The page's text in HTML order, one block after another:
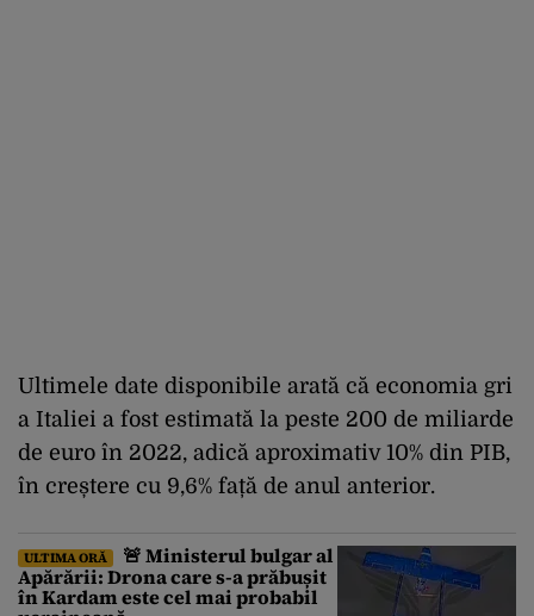
Ultimele date disponibile arată că economia gri
a Italiei a fost estimată la peste 200 de miliarde
de euro în 2022, adică aproximativ 10% din PIB,
în creștere cu 9,6% față de anul anterior.
ULTIMA ORĂ
🚨 Ministerul bulgar al
Apărării: Drona care s-a prăbușit
în Kardam este cel mai probabil